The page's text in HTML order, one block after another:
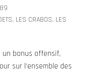
, LES CRABOS, LES
un bonus offensif,
sur l’ensemble des